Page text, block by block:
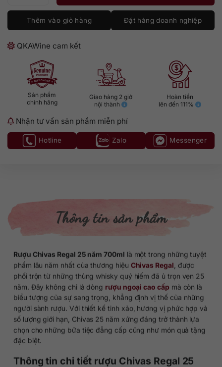
Thêm vào giỏ hàng Đặt hàng doanh nghiệp
QKAWine cam kết
Sản phẩm
chính hãng
Giao hàng 2 giờ
nội thành
Hoàn tiền
lên đến 111%
Nhận tư vấn sản phẩm miễn phí
Hotline Zalo Messenger
Thông tin sản phẩm
Rượu Chivas Regal 25 năm 700ml là một trong những tuyệt
phẩm lâu năm nhất của thương hiệu Chivas Regal , được
phối trộn từ những thùng whisky quý hiếm đã ủ trọn vẹn 25
năm. Đây không chỉ là dòng rượu ngoại cao cấp mà còn là
biểu tượng của sự sang trọng, khẳng định vị thế của những
người sành rượu. Với thiết kế tinh xảo, hương vị phức hợp và
số lượng giới hạn, Chivas 25 năm xứng đáng trở thành lựa
chọn cho những bữa tiệc đẳng cấp cũng như món quà tặng
đặc biệt.
Thông tin chi tiết rượu Chivas Regal 25